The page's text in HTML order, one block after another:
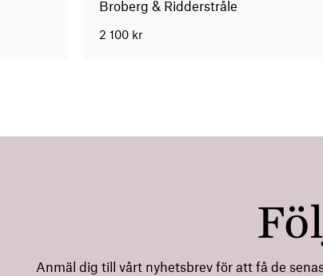
Broberg & Ridderstråle
2 100 kr
Anmäl dig till vårt nyhetsbrev för att få de